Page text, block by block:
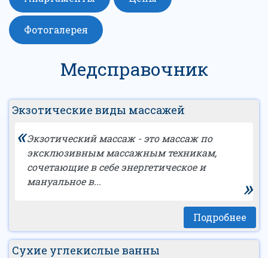
Фотогалерея
Медсправочник
Экзотические виды массажей
«Экзотический массаж - это массаж по
эксклюзивным массажным техникам,
сочетающие в себе энергетическое и
мануальное в...
»
Подробнее
Сухие углекислые ванны